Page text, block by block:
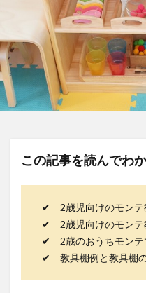
この記事を読んでわ
✔ 2歳児向けのモンテ
✔ 2歳児向けのモンテ
✔ 2歳のおうちモンテ
✔ 教具棚例と教具棚